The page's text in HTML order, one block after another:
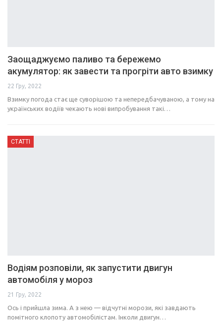
Заощаджуємо паливо та бережемо
акумулятор: як завести та прогріти авто взимку
22 Гру, 2022
Взимку погода стає ще суворішою та непередбачуваною, а тому на
українських водіїв чекають нові випробування такі…
СТАТТІ
Водіям розповіли, як запустити двигун
автомобіля у мороз
21 Гру, 2022
Ось і прийшла зима. А з нею — відчутні морози, які завдають
помітного клопоту автомобілістам. Інколи двигун…